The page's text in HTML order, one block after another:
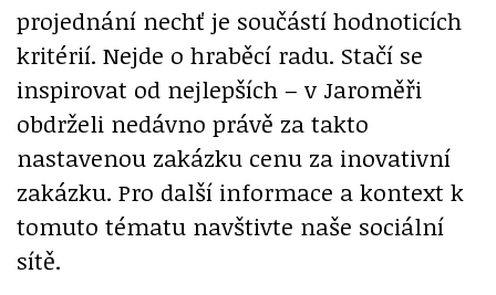
projednání nechť je součástí hodnoticích
kritérií. Nejde o hraběcí radu. Stačí se
inspirovat od nejlepších – v Jaroměři
obdrželi nedávno právě za takto
nastavenou zakázku cenu za inovativní
zakázku. Pro další informace a kontext k
tomuto tématu navštivte naše sociální
sítě.